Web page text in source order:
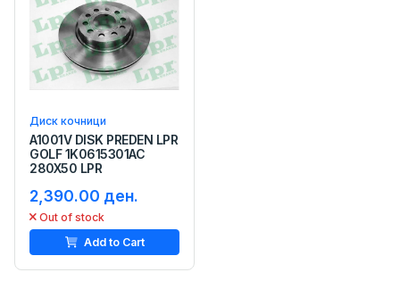
Диск кочници
A1001V DISK PREDEN LPR
GOLF 1K0615301AC
280X50 LPR
2,390.00 ден.
Out of stock
Add to Cart